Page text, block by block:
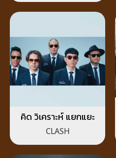
คิด วิเคราะห์ แยกแยะ
CLASH